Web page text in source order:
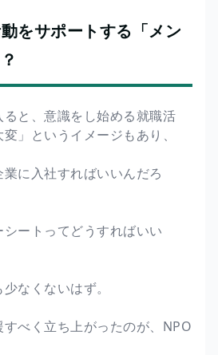
をサポートする「メン
と、意識をし始める就職活
」というイメージもあり、
業に入社すればいいんだろ
シートってどうすればいい
なくないはず。
べく立ち上がったのが、NPO